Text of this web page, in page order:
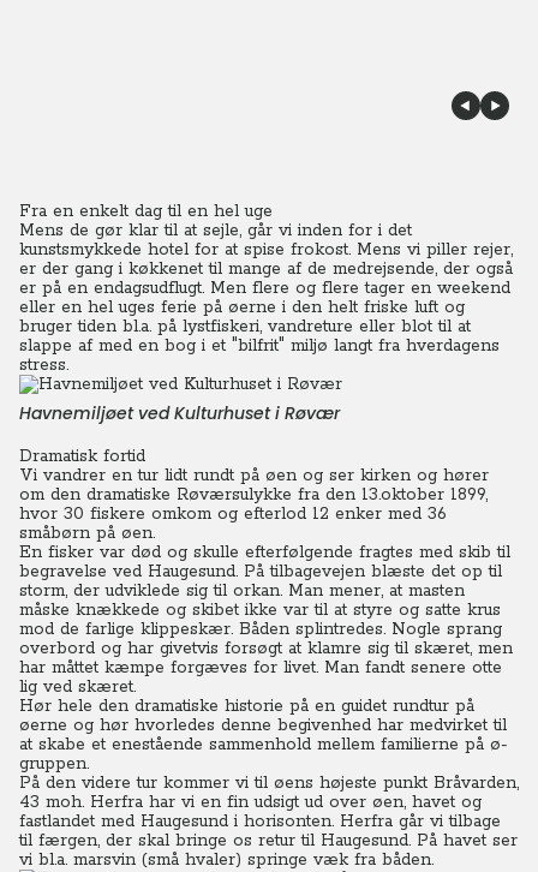
Fra en enkelt dag til en hel uge
Mens de gør klar til at sejle, går vi inden for i det
kunstsmykkede hotel for at spise frokost. Mens vi piller rejer,
er der gang i køkkenet til mange af de medrejsende, der også
er på en endagsudflugt. Men flere og flere tager en weekend
eller en hel uges ferie på øerne i den helt friske luft og
bruger tiden bl.a. på lystfiskeri, vandreture eller blot til at
slappe af med en bog i et "bilfrit" miljø langt fra hverdagens
stress.
Havnemiljøet ved Kulturhuset i Røvær
Dramatisk fortid
Vi vandrer en tur lidt rundt på øen og ser kirken og hører
om den dramatiske Røværsulykke fra den 13.oktober 1899,
hvor 30 fiskere omkom og efterlod 12 enker med 36
småbørn på øen.
En fisker var død og skulle efterfølgende fragtes med skib til
begravelse ved Haugesund. På tilbagevejen blæste det op til
storm, der udviklede sig til orkan. Man mener, at masten
måske knækkede og skibet ikke var til at styre og satte krus
mod de farlige klippeskær. Båden splintredes. Nogle sprang
overbord og har givetvis forsøgt at klamre sig til skæret, men
har måttet kæmpe forgæves for livet. Man fandt senere otte
lig ved skæret.
Hør hele den dramatiske historie på en guidet rundtur på
øerne og hør hvorledes denne begivenhed har medvirket til
at skabe et enestående sammenhold mellem familierne på ø-
gruppen.
På den videre tur kommer vi til øens højeste punkt Bråvarden,
43 moh. Herfra har vi en fin udsigt ud over øen, havet og
fastlandet med Haugesund i horisonten. Herfra går vi tilbage
til færgen, der skal bringe os retur til Haugesund. På havet ser
vi bl.a. marsvin (små hvaler) springe væk fra båden.